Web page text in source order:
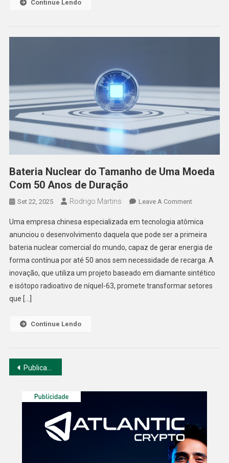
Continue Lendo
Bateria Nuclear do Tamanho de Uma Moeda
Com 50 Anos de Duração
Set 22, 2025 Rodrigo Martins Leave A CommentOn
Nuclear
Do
Tamanho
De
Uma
Moeda
Uma empresa chinesa especializada em tecnologia atômica
anunciou o desenvolvimento daquela que pode ser a primeira
bateria nuclear comercial do mundo, capaz de gerar energia de
forma contínua por até 50 anos sem necessidade de recarga. A
inovação, que utiliza um projeto baseado em diamante sintético
e isótopo radioativo de níquel-63, promete transformar setores
que […]
Continue Lendo
Navegação
posts
Publicações mais antigas